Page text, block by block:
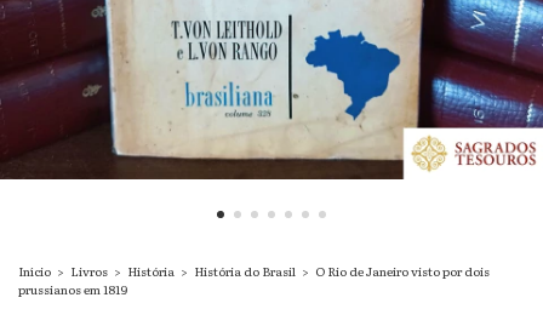
Início > Livros > História > História do Brasil > O Rio de Janeiro visto por dois
prussianos em 1819